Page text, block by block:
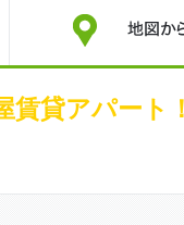
貸アパート